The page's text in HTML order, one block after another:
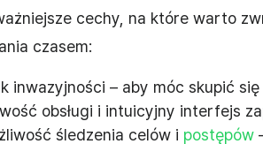
cechy, na które warto
czasem:
inwazyjności – aby móc skupić
obsługi i intuicyjny interfejs
śledzenia celów i postępów